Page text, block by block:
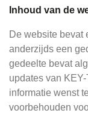
Inhoud van de
De website bevat
anderzijds een
gedeelte bevat
updates van
informatie wenst
voorbehouden